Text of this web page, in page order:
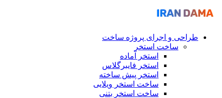
و اجرای پروژه ساخت
ساخت استخر
استخر آماده
استخر فایبرگلاس
استخر پیش ساخته
ساخت استخر ویلایی
ساخت استخر بتنی